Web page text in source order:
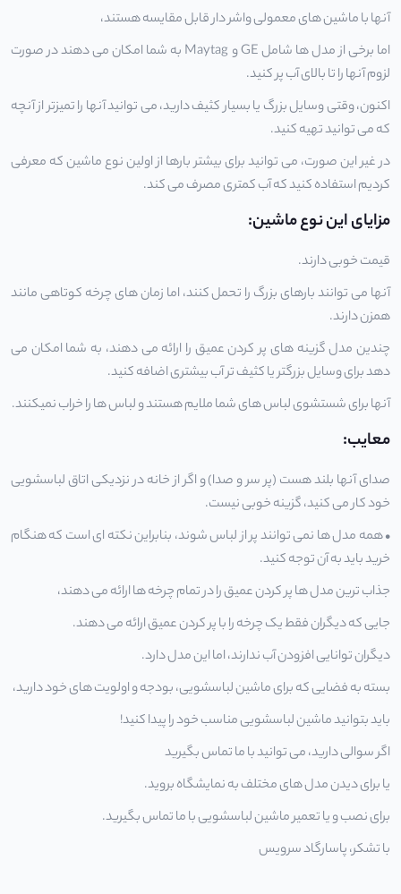
آنها با ماشین های معمولی واشر دار قابل مقایسه هستند،
اما برخی از مدل ها شامل GE و Maytag به شما امکان می دهند در صورت
لزوم آنها را تا بالای آب پر کنید.
اکنون، وقتی وسایل بزرگ یا بسیار کثیف دارید، می توانید آنها را تمیزتر از آنچه
که می توانید تهیه کنید.
در غیر این صورت، می توانید برای بیشتر بارها از اولین نوع ماشین که معرفی
کردیم استفاده کنید که آب کمتری مصرف می کند.
مزایای این نوع ماشین:
قیمت خوبی دارند.
آنها می توانند بارهای بزرگ را تحمل کنند، اما زمان های چرخه کوتاهی مانند
همزن دارند.
چندین مدل گزینه های پر کردن عمیق را ارائه می دهند، به شما امکان می
دهد برای وسایل بزرگتر یا کثیف تر آب بیشتری اضافه کنید.
آنها برای شستشوی لباس های شما ملایم هستند و لباس ها را خراب نمیکنند.
معایب:
صدای آنها بلند هست (پر سر و صدا) و اگر از خانه در نزدیکی اتاق لباسشویی
خود کار می کنید، گزینه خوبی نیست.
• همه مدل ها نمی توانند پر از لباس شوند، بنابراین نکته ای است که هنگام
خرید باید به آن توجه کنید.
جذاب ترین مدل ها پر کردن عمیق را در تمام چرخه ها ارائه می دهند،
جایی که دیگران فقط یک چرخه را با پر کردن عمیق ارائه می دهند.
دیگران توانایی افزودن آب ندارند، اما این مدل دارد.
بسته به فضایی که برای ماشین لباسشویی، بودجه و اولویت های خود دارید،
باید بتوانید ماشین لباسشویی مناسب خود را پیدا کنید!
اگر سوالی دارید، می توانید با ما تماس بگیرید
یا برای دیدن مدل های مختلف به نمایشگاه بروید.
برای نصب و یاتعمیر ماشین لباسشوییبا ما تماس بگیرید.
با تشکر،پاسارگاد سرویس